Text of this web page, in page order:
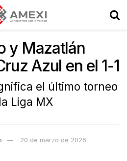
y Mazatlán
Azul en el 1-1
el último torneo
Liga MX
20 de marzo de 2026